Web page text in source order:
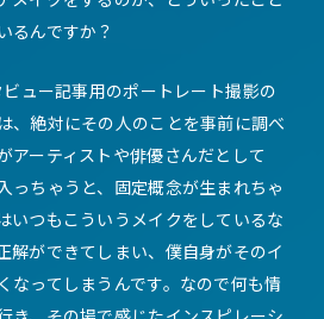
るんですか？
ュー記事用のポートレート撮影の
、絶対にその人のことを事前に調べ
アーティストや俳優さんだとして
っちゃうと、固定概念が生まれちゃ
いつもこういうメイクをしているな
解ができてしまい、僕自身がそのイ
なってしまうんです。なので何も情